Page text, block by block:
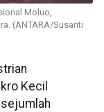
Moluo,
(ANTARA/Susanti
Kecil